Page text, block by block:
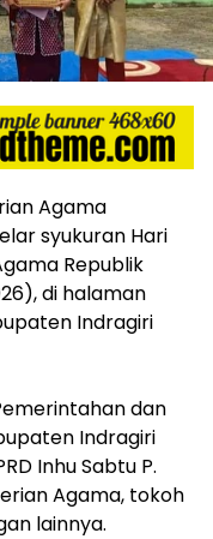
Agama
syukuran Hari
Republik
di halaman
Indragiri
dan
Indragiri
Inhu Sabtu P.
Agama, tokoh
lainnya.